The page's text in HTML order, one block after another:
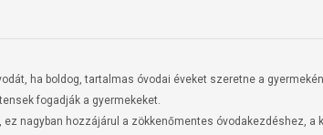
ha boldog, tartalmas óvodai éveket szeretne a
fogadják a gyermekeket.
nagyban hozzájárul a zökkenőmentes óvodakezdéshez,